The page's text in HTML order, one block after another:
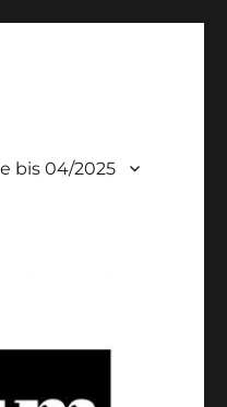
bis 04/2025